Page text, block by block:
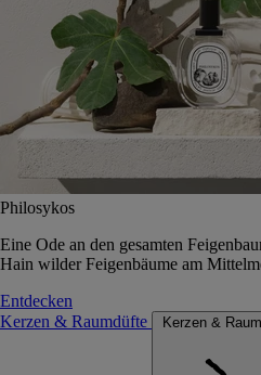
Philosykos
Eine Ode an den gesamten
Hain wilder Feigenbäume am
Entdecken
Kerzen & Raumdüfte
Kerzen &